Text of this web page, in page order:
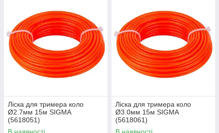
Ліска для тримера коло
Ø2.7мм 15м SIGMA
(5618051)
Ліска для тримера коло
Ø3.0мм 15м SIGMA
(5618061)